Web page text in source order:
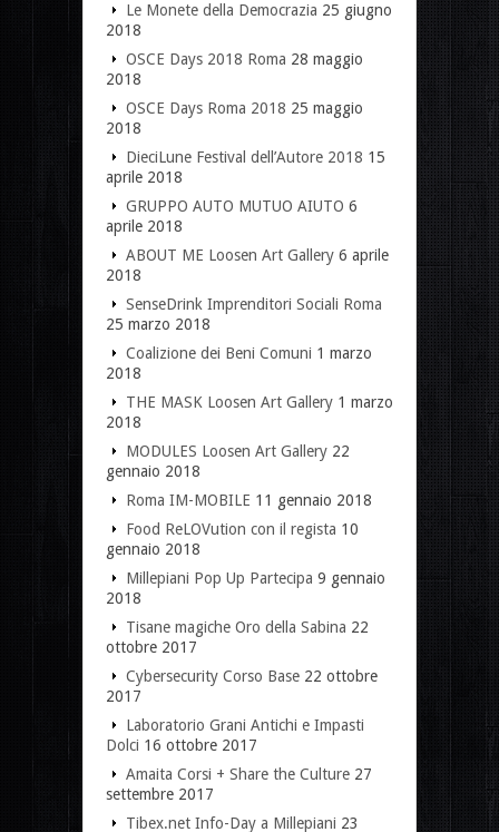
Le Monete della Democrazia 25 giugno
2018
OSCE Days 2018 Roma 28 maggio
2018
OSCE Days Roma 2018 25 maggio
2018
DieciLune Festival dell’Autore 2018 15
aprile 2018
GRUPPO AUTO MUTUO AIUTO 6
aprile 2018
ABOUT ME Loosen Art Gallery 6 aprile
2018
SenseDrink Imprenditori Sociali Roma
25 marzo 2018
Coalizione dei Beni Comuni 1 marzo
2018
THE MASK Loosen Art Gallery 1 marzo
2018
MODULES Loosen Art Gallery 22
gennaio 2018
Roma IM-MOBILE 11 gennaio 2018
Food ReLOVution con il regista 10
gennaio 2018
Millepiani Pop Up Partecipa 9 gennaio
2018
Tisane magiche Oro della Sabina 22
ottobre 2017
Cybersecurity Corso Base 22 ottobre
2017
Laboratorio Grani Antichi e Impasti
Dolci 16 ottobre 2017
Amaita Corsi + Share the Culture 27
settembre 2017
Tibex.net Info-Day a Millepiani 23